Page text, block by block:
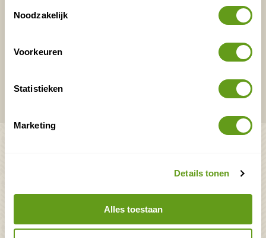
Noodzakelijk
Voorkeuren
Statistieken
Marketing
Details tonen
Alles toestaan
Onontdekte plekjes en leuke aanbiedingen voor
Acties & kortingscodes
Zoek op reistype
Groepsaccommodaties